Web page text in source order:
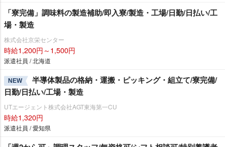
「寮完備」調味料の製造補助/即入寮/製造・工場/日勤/日払い/工
場・製造
株式会社京栄センター
時給1,200円～1,500円
派遣社員 / 北海道
NEW
半導体製品の格納・運搬・ピッキング・組立て/寮完備/
日勤/日払い/工場・製造
UTエージェント株式会社AGT東海第一CU
時給1,320円
派遣社員 / 愛知県